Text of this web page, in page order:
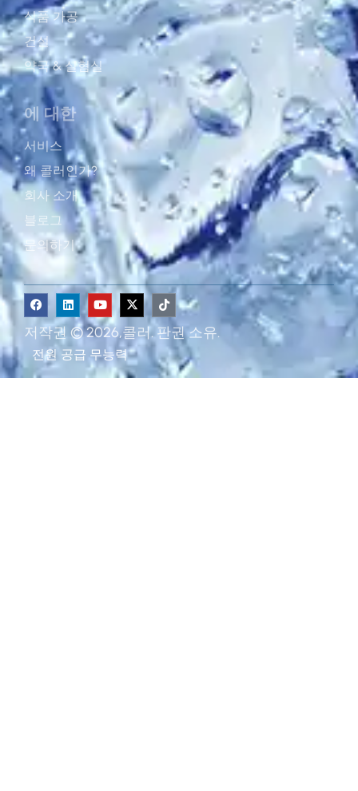
식품 가공
건설
약국 & 실혐실
에 대한
서비스
왜 콜러인가?
회사 소개
블로그
문의하기
저작권 © 2026,콜러. 판권 소유.
전원 공급 무능력